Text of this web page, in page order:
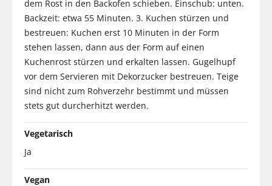
dem Rost in den Backofen schieben. Einschub: unten.
Backzeit: etwa 55 Minuten. 3. Kuchen stürzen und
bestreuen: Kuchen erst 10 Minuten in der Form
stehen lassen, dann aus der Form auf einen
Kuchenrost stürzen und erkalten lassen. Gugelhupf
vor dem Servieren mit Dekorzucker bestreuen. Teige
sind nicht zum Rohverzehr bestimmt und müssen
stets gut durcherhitzt werden.
Vegetarisch
Ja
Vegan